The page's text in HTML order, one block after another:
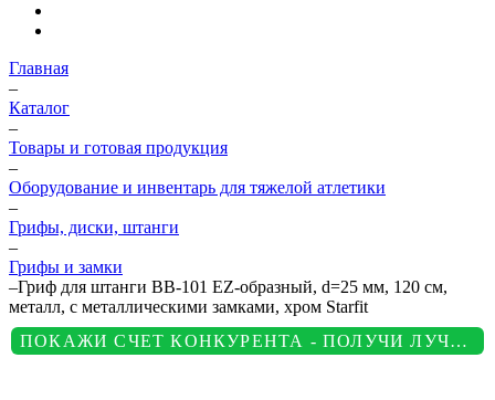
Главная
–
Каталог
–
Товары и готовая продукция
–
Оборудование и инвентарь для тяжелой атлетики
–
Грифы, диски, штанги
–
Грифы и замки
–Гриф для штанги BB-101 EZ-образный, d=25 мм, 120 см,
металл, с металлическими замками, хром Starfit
ПОКАЖИ СЧЕТ КОНКУРЕНТА - ПОЛУЧИ ЛУЧШУЮ ЦЕНУ